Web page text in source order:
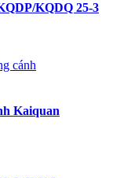
KQDQ 25-3
Kaiquan